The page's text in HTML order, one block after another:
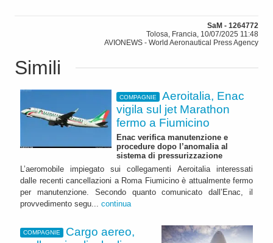
SaM - 1264772
Tolosa, Francia, 10/07/2025 11:48
AVIONEWS - World Aeronautical Press Agency
Simili
COMPAGNIE
Aeroitalia, Enac
vigila sul jet Marathon
fermo a Fiumicino
Enac verifica manutenzione e
procedure dopo l’anomalia al
sistema di pressurizzazione
L’aeromobile impiegato sui collegamenti Aeroitalia interessati
dalle recenti cancellazioni a Roma Fiumicino è attualmente fermo
per manutenzione. Secondo quanto comunicato dall’Enac, il
provvedimento segu... continua
COMPAGNIE
Cargo aereo,